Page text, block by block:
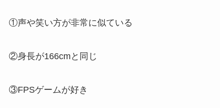
①声や笑い方が非常に似ている
②身長が166cmと同じ
③FPSゲームが好き